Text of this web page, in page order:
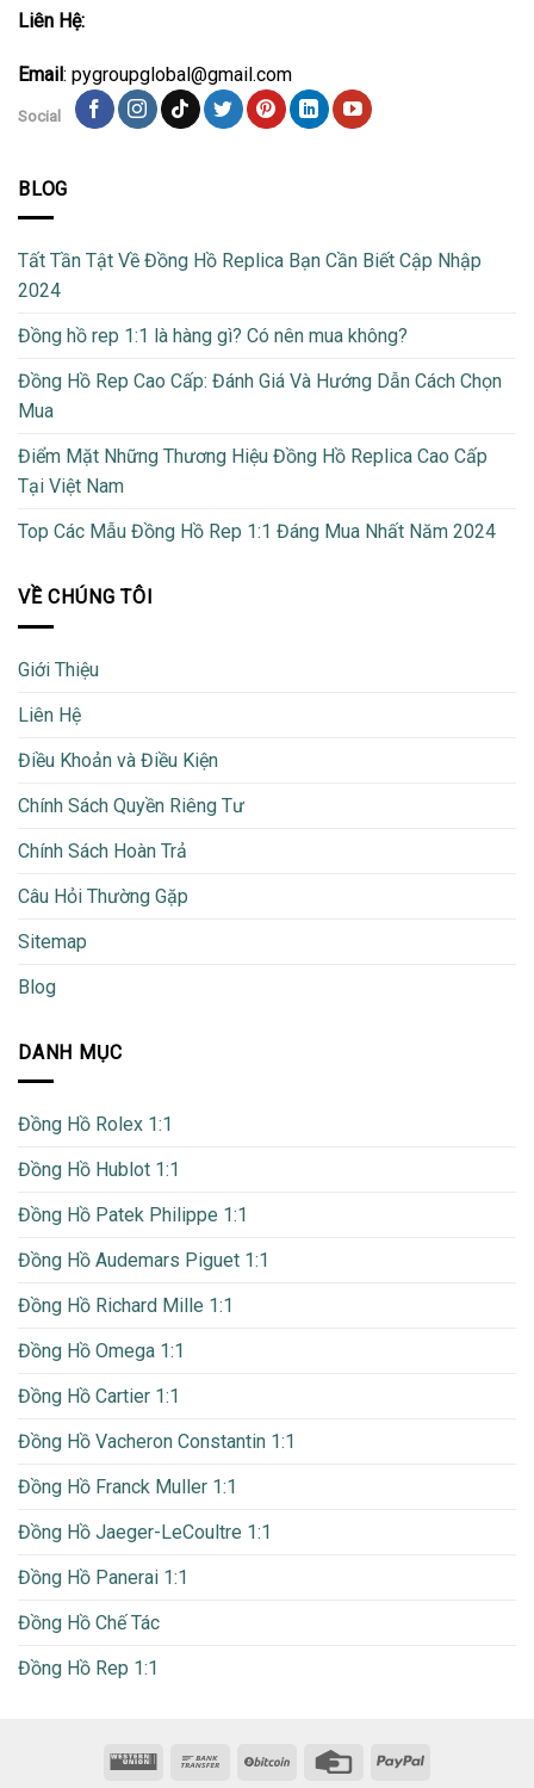
Liên Hệ:
Email : pygroupglobal@gmail.com
Social
BLOG
Tất Tần Tật Về Đồng Hồ Replica Bạn Cần Biết Cập Nhập
2024
Đồng hồ rep 1:1 là hàng gì? Có nên mua không?
Đồng Hồ Rep Cao Cấp: Đánh Giá Và Hướng Dẫn Cách Chọn
Mua
Điểm Mặt Những Thương Hiệu Đồng Hồ Replica Cao Cấp
Tại Việt Nam
Top Các Mẫu Đồng Hồ Rep 1:1 Đáng Mua Nhất Năm 2024
VỀ CHÚNG TÔI
Giới Thiệu
Liên Hệ
Điều Khoản và Điều Kiện
Chính Sách Quyền Riêng Tư
Chính Sách Hoàn Trả
Câu Hỏi Thường Gặp
Sitemap
Blog
DANH MỤC
Đồng Hồ Rolex 1:1
Đồng Hồ Hublot 1:1
Đồng Hồ Patek Philippe 1:1
Đồng Hồ Audemars Piguet 1:1
Đồng Hồ Richard Mille 1:1
Đồng Hồ Omega 1:1
Đồng Hồ Cartier 1:1
Đồng Hồ Vacheron Constantin 1:1
Đồng Hồ Franck Muller 1:1
Đồng Hồ Jaeger-LeCoultre 1:1
Đồng Hồ Panerai 1:1
Đồng Hồ Chế Tác
Đồng Hồ Rep 1:1